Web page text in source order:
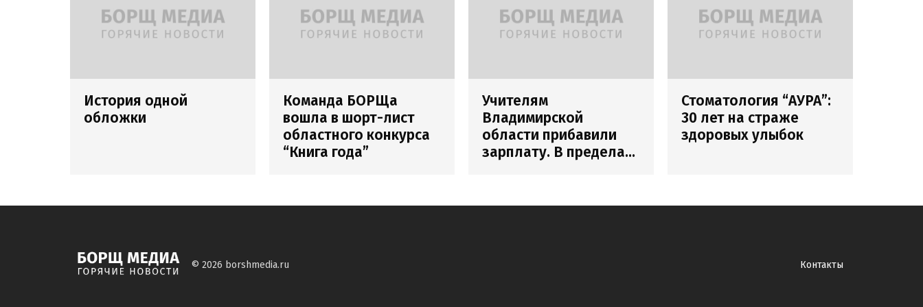
История одной
обложки
Команда БОРЩа
вошла в шорт-лист
областного конкурса
“Книга года”
Учителям
Владимирской
области прибавили
зарплату. В пределах
Стоматология “АУРА”:
30 лет на страже
здоровых улыбок
© 2026 borshmedia.ru Контакты